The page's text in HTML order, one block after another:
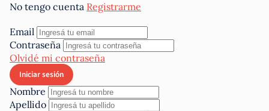
No tengo cuenta Registrarme
Email
Contraseña
Olvidé mi contraseña
Nombre
Apellido